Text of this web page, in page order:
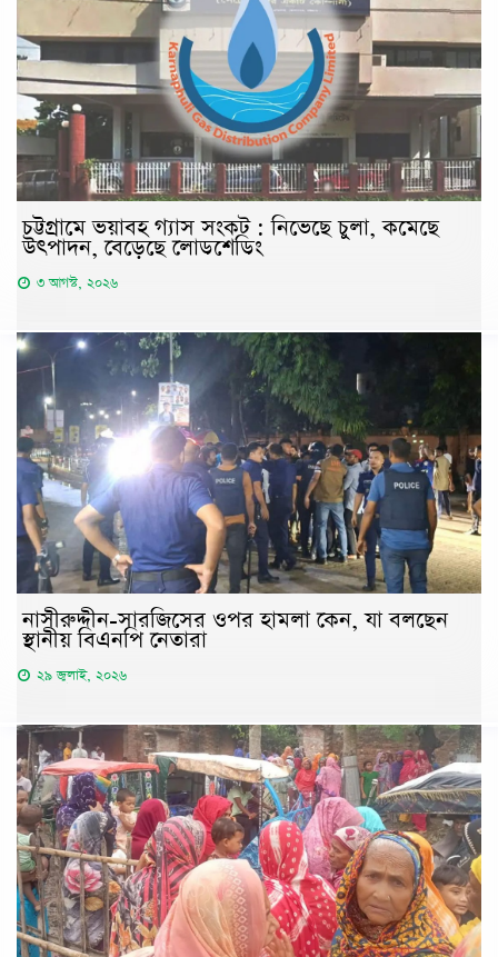
চট্টগ্রামে ভয়াবহ গ্যাস সংকট : নিভেছে চুলা, কমেছে
উৎপাদন, বেড়েছে লোডশেডিং
৩ আগস্ট, ২০২৬
নাসীরুদ্দীন-সারজিসের ওপর হামলা কেন, যা বলছেন
স্থানীয় বিএনপি নেতারা
২৯ জুলাই, ২০২৬